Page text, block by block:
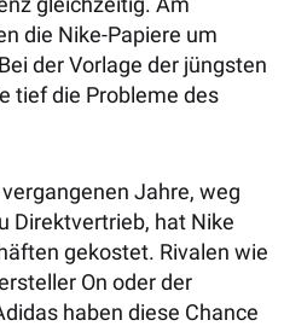
die Nike-Papiere um
der Vorlage der jüngsten
tief die Probleme des
Jahre, weg
Direktvertrieb, hat Nike
gekostet. Rivalen wie
On oder der
haben diese Chance